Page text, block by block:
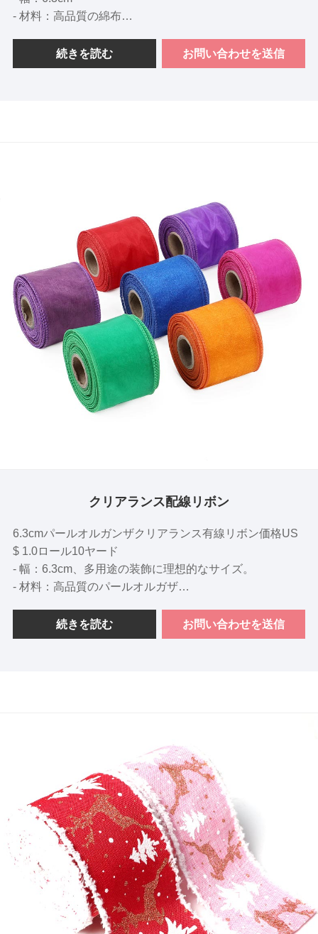
- 材料：高品質の綿布
- 色：8つの通常の色
- 使用：会場の装飾、ホリデーギフトラッピング、DIYプ
続きを読む お問い合わせを送信
クリアランス配線リボン
6.3cmパールオルガンザクリアランス有線リボン価格US
$ 1.0ロール10ヤード
- 幅：6.3cm、多用途の装飾に理想的なサイズ。
- 材料：高品質のパールオルガザ
風通しの良いタッチを追加し、魔法の効果を生み出しま
す。
続きを読む お問い合わせを送信